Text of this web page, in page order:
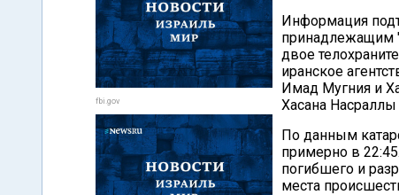
fbi.gov
Информация
принадлежащим
двое
иранское
Имад Мугния и
Хасана
По данным
примерно в
погибшего и
места